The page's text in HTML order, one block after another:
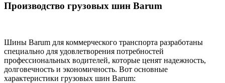
Производство грузовых шин Barum
Шины Barum для коммерческого транспорта разработаны
специально для удовлетворения потребностей
профессиональных водителей, которые ценят надежность,
долговечность и экономичность. Вот основные
характеристики грузовых шин Barum: